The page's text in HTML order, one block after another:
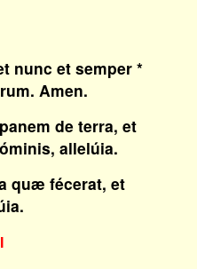
nunc et semper *
Amen.
de terra, et
allelúia.
quæ fécerat, et
.